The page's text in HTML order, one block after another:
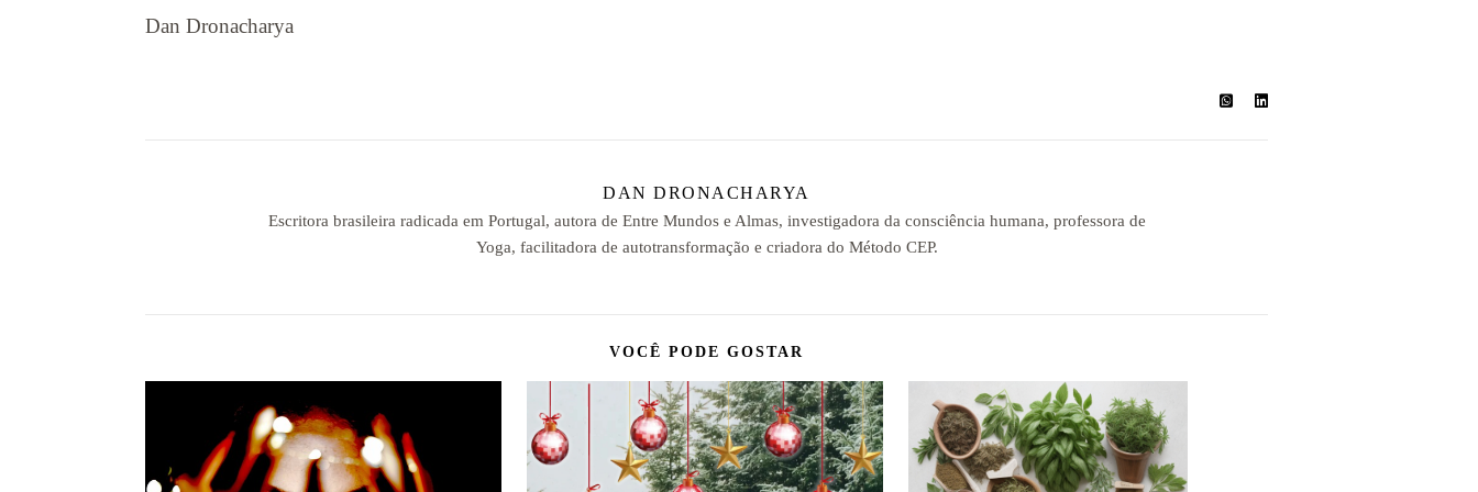
Dan Dronacharya
DAN DRONACHARYA
Escritora brasileira radicada em Portugal, autora de Entre Mundos e Almas, investigadora da consciência humana, professora de
Yoga, facilitadora de autotransformação e criadora do Método CEP.
VOCÊ PODE GOSTAR